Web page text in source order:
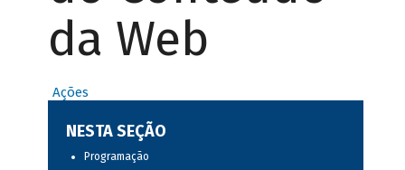
da Web
Ações
NESTA SEÇÃO
Programação